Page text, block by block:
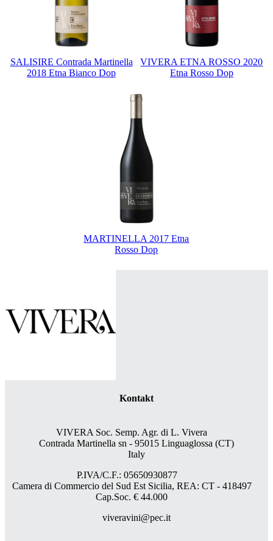
SALISIRE Contrada Martinella
2018 Etna Bianco Dop
VIVERA ETNA ROSSO 2020
Etna Rosso Dop
MARTINELLA 2017 Etna
Rosso Dop
Kontakt
VIVERA Soc. Semp. Agr. di L. Vivera
Contrada Martinella sn - 95015 Linguaglossa (CT)
Italy
P.IVA/C.F.: 05650930877
Camera di Commercio del Sud Est Sicilia, REA: CT - 418497
Cap.Soc. € 44.000
viveravini@pec.it